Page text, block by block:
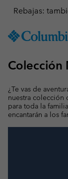
TO
SKIP
NAV
SKIP
Rebajas:
Colección
¿Te vas de
nuestra colección
para toda la
encantarán a los